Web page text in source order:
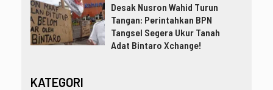
Desak Nusron Wahid Turun
Tangan: Perintahkan BPN
Tangsel Segera Ukur Tanah
Adat Bintaro Xchange!
KATEGORI